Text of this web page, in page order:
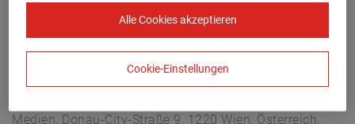
Medien, Donau-City-Straße 9, 1220 Wien, Österreich,
Alle Cookies akzeptieren
Cookie-Einstellungen